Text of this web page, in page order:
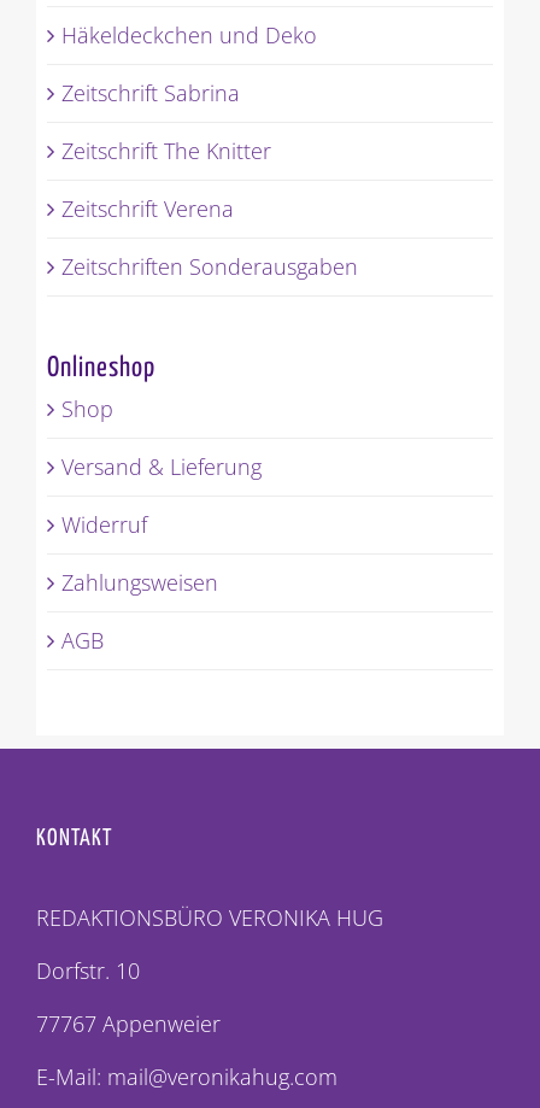
Häkeldeckchen und Deko
Zeitschrift Sabrina
Zeitschrift The Knitter
Zeitschrift Verena
Zeitschriften Sonderausgaben
Onlineshop
Shop
Versand & Lieferung
Widerruf
Zahlungsweisen
AGB
KONTAKT
REDAKTIONSBÜRO VERONIKA HUG
Dorfstr. 10
77767 Appenweier
E-Mail: mail@veronikahug.com